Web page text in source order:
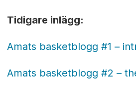
Tidigare inlägg:
Amats basketblogg #1 –
Amats basketblogg #2 –